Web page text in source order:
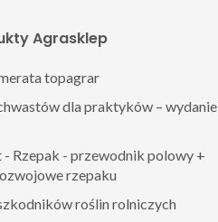
Agrasklep
topagrar
dla praktyków – wydanie
- Rzepak - przewodnik polowy +
rzepaku
roślin rolniczych